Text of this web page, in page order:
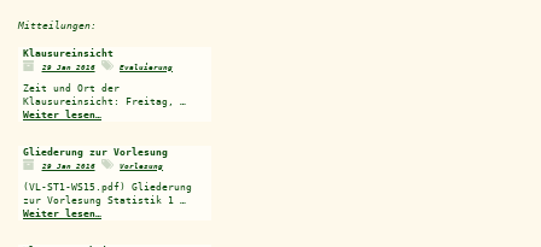
Mitteilungen:
Klausureinsicht
29 Jan 2016 Evaluierung
Zeit und Ort der
Klausureinsicht: Freitag, …
Weiter lesen…
Gliederung zur Vorlesung
29 Jan 2016 Vorlesung
(VL-ST1-WS15.pdf) Gliederung
zur Vorlesung Statistik 1 …
Weiter lesen…